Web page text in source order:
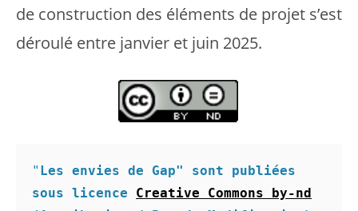
de construction des éléments de projet s’est
déroulé entre janvier et juin 2025.
" Les envies de Gap" sont publiées
sous licence Creative Commons by-nd